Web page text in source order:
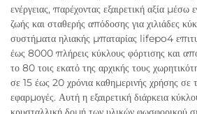
ενέργειας, παρέχοντας εξαιρετική αξία μέσω
ζωής και σταθερής απόδοσης για χιλιάδες
συστήματα ηλιακής μπαταρίας lifepo4
έως 8000 πλήρεις κύκλους φόρτισης και
το 80 τοις εκατό της αρχικής τους
σε 15 έως 20 χρόνια καθημερινής χρήσης σε
εφαρμογές. Αυτή η εξαιρετική διάρκεια